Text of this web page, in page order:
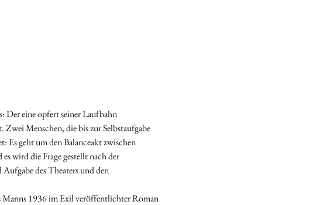
Der eine opfert seiner Laufbahn
Menschen, die bis zur Selbstaufgabe
Es geht um den Balanceakt zwischen
wird die Frage gestellt nach der
des Theaters und den
1936 im Exil veröffentlichter Roman